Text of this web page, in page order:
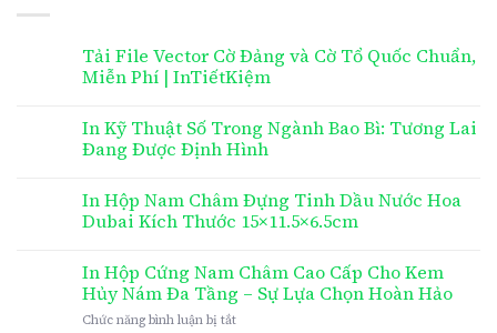
Tải File Vector Cờ Đảng và Cờ Tổ Quốc Chuẩn,
Miễn Phí | InTiếtKiệm
In Kỹ Thuật Số Trong Ngành Bao Bì: Tương Lai
Đang Được Định Hình
In Hộp Nam Châm Đựng Tinh Dầu Nước Hoa
Dubai Kích Thước 15×11.5×6.5cm
In Hộp Cứng Nam Châm Cao Cấp Cho Kem
Hủy Nám Đa Tầng – Sự Lựa Chọn Hoàn Hảo
Chức năng bình luận bị tắtở